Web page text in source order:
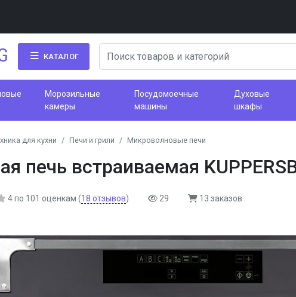
КАТАЛОГ
Морозильные
камеры
Посудомоечные
машины
Духовые
шкафы
для кухни Печи и грили Микроволновые печи
печь встраиваемая
4по 101 оценкам (18 отзывов) 29 13 заказов